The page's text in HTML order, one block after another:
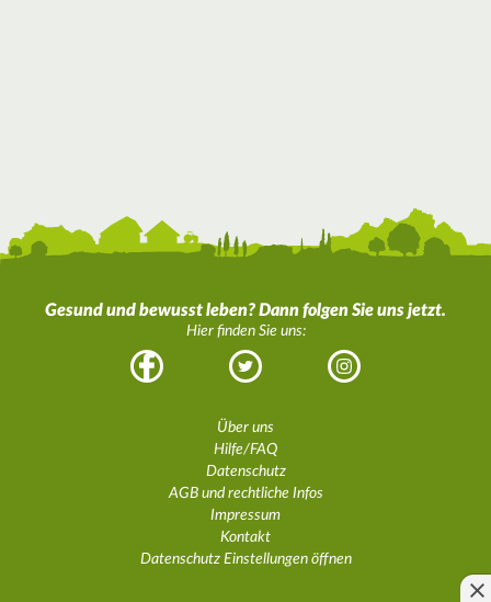
Gesund und bewusst leben? Dann folgen Sie uns jetzt.
Hier finden Sie uns:
Facebook Twitter Instagram
Über uns
Hilfe/FAQ
Datenschutz
AGB und rechtliche Infos
Impressum
Kontakt
Datenschutz Einstellungen öffnen